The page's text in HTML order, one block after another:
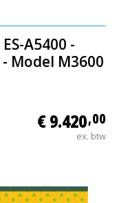
A5400 -
Model M3600
€ 9.420,00
ex. btw